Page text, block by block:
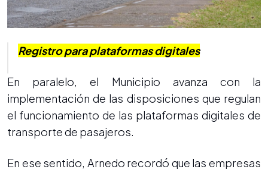
Registro para plataformas digitales
En paralelo, el Municipio avanza con la
implementación de las disposiciones que regulan
el funcionamiento de las plataformas digitales de
transporte de pasajeros.
En ese sentido, Arnedo recordó que las empresas